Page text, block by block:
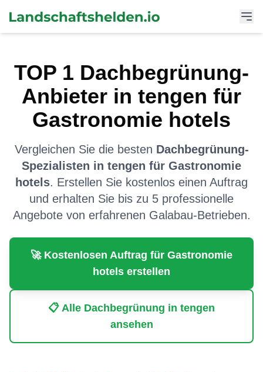
TOP 1 Dachbegrünung-
Anbieter in tengen für
Gastronomie hotels
Vergleichen Sie die besten Dachbegrünung-
Spezialisten in tengen für Gastronomie
hotels. Erstellen Sie kostenlos einen Auftrag
und erhalten Sie bis zu 5 professionelle
Angebote von erfahrenen Galabau-Betrieben.
🚀 Kostenlosen Auftrag für Gastronomie
hotels erstellen
📋 Alle Dachbegrünung in tengen
ansehen